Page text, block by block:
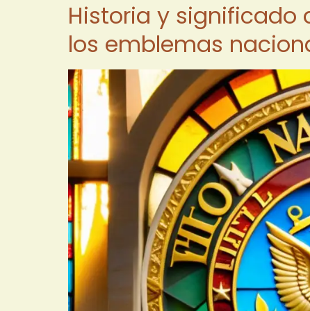
Historia y significado
los emblemas